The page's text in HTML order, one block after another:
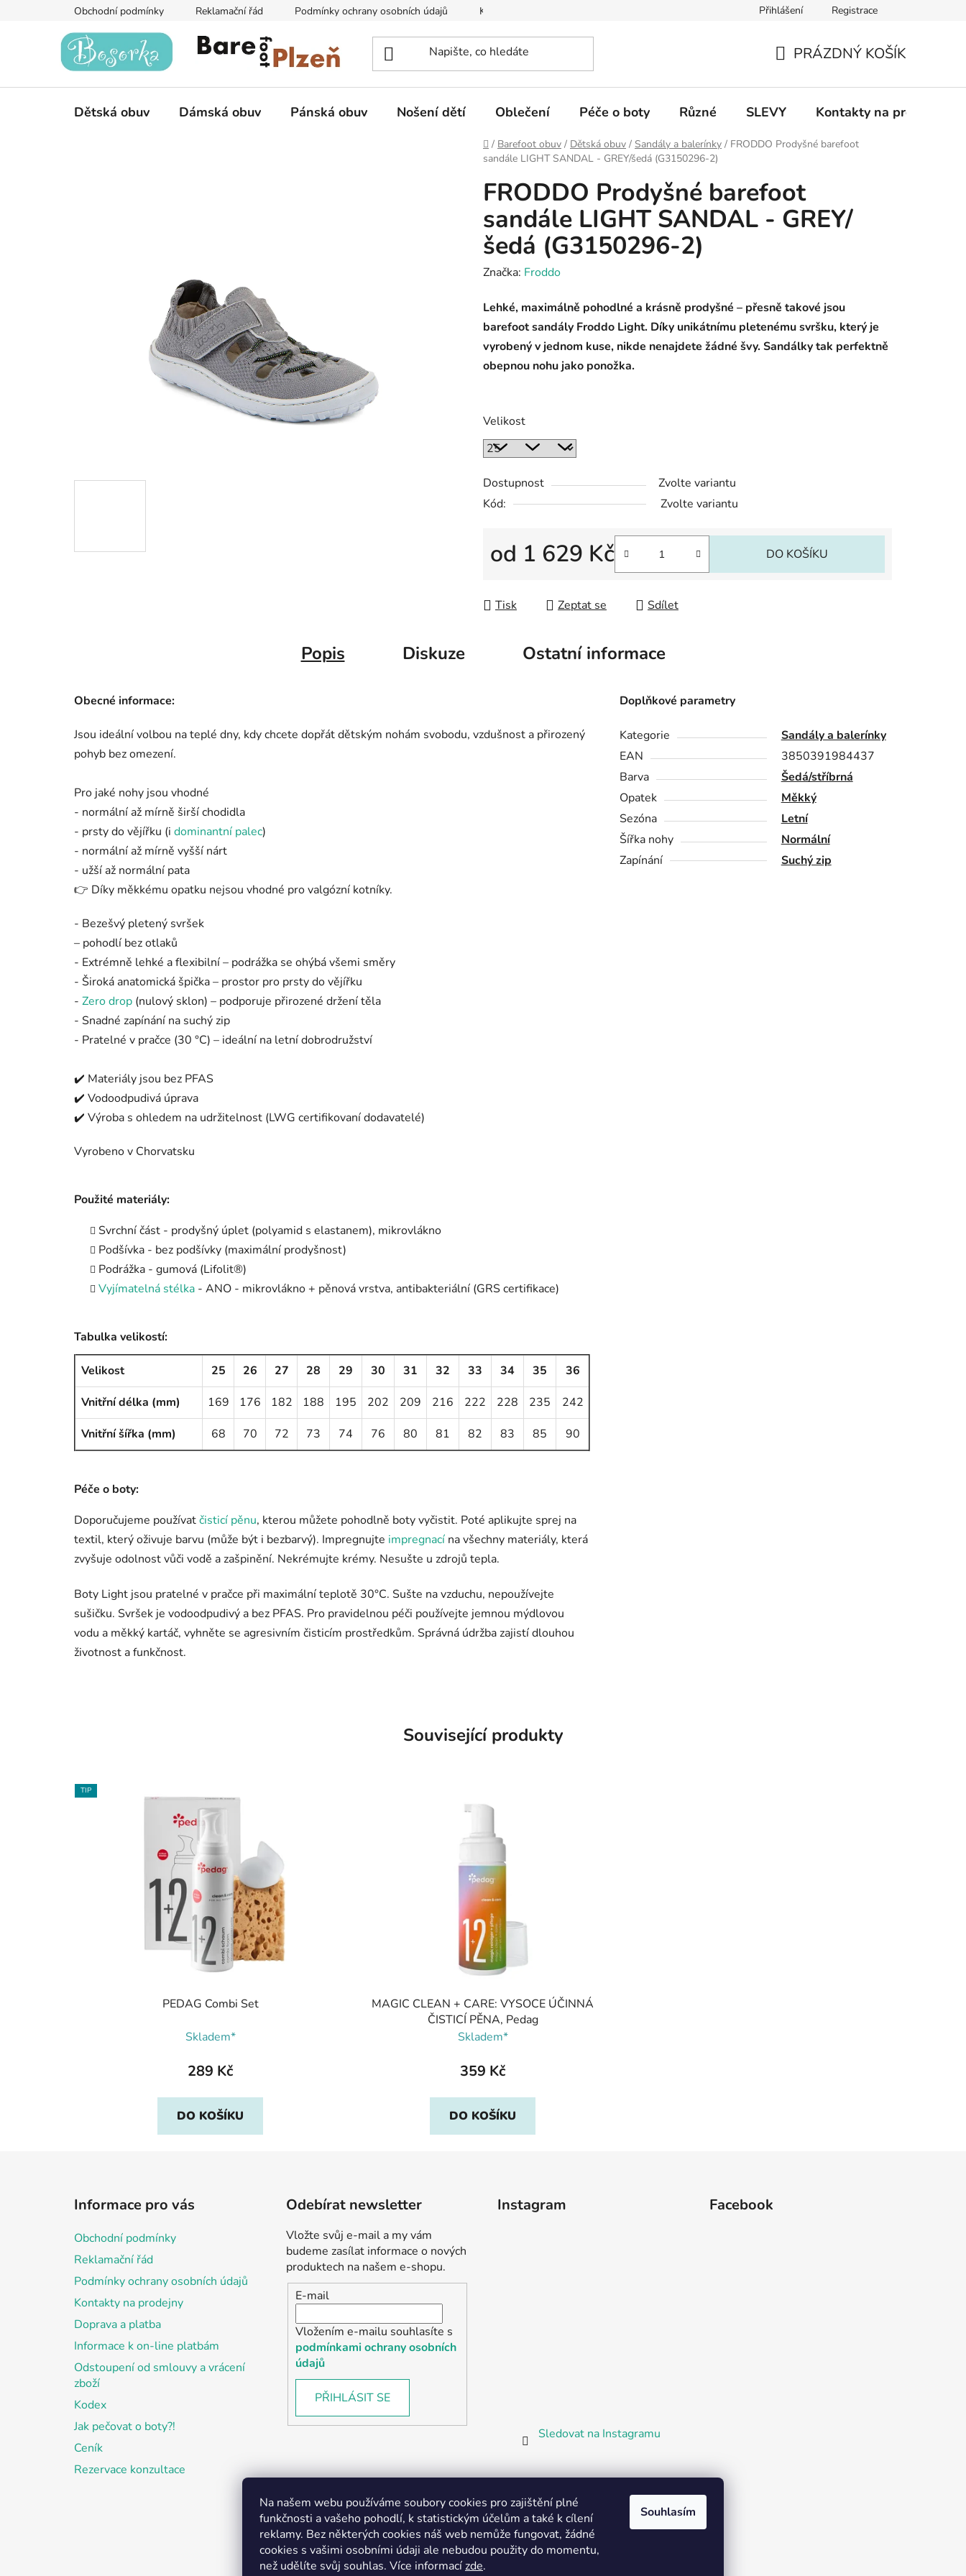
Na našem webu používáme soubory cookies pro zajištění plné
funkčnosti a vašeho pohodlí, k statistickým účelům a také k cílení
reklamy. Bez některých cookies náš web nemůže fungovat, žádné
cookies s vašimi osobními údaji ale nebudou použity do momentu,
než udělíte svůj souhlas. Více informacízde.
Souhlasím
Obchodní podmínky Reklamační řád Podmínky ochrany osobních údajů Kontakty na prodejny Informace k on-line platbám Odstoupení od
Přihlášení Registrace
KOŠÍK
PRÁZDNÝ KOŠÍK
Dětská obuv Dámská obuv Pánská obuv Nošení dětí Oblečení Péče o boty Různé SLEVY Kontakty na prodejny
Domů
/ Barefoot obuv / Dětská obuv / Sandály a balerínky / FRODDO Prodyšné barefoot
sandále LIGHT SANDAL - GREY/šedá (G3150296-2)
FRODDO Prodyšné barefoot
sandále LIGHT SANDAL - GREY/
šedá (G3150296-2)
Značka: Froddo
Lehké, maximálně pohodlné a krásně prodyšné – přesně takové jsou
barefoot sandály Froddo Light. Díky unikátnímu pletenému svršku, který je
vyrobený v jednom kuse, nikde nenajdete žádné švy. Sandálky tak perfektně
obepnou nohu jako ponožka.
Velikost
Dostupnost
Zvolte variantu
Kód:
Zvolte variantu
od 1 629 Kč DO KOŠÍKU
Tisk Zeptat se Sdílet
Popis Diskuze Ostatní informace
Obecné informace:
Jsou ideální volbou na teplé dny, kdy chcete dopřát dětským nohám svobodu, vzdušnost a přirozený
pohyb bez omezení.
Pro jaké nohy jsou vhodné
- normální až mírně širší chodidla
- prsty do vějířku (i dominantní palec)
- normální až mírně vyšší nárt
- užší až normální pata
👉 Díky měkkému opatku nejsou vhodné pro valgózní kotníky.
- Bezešvý pletený svršek
– pohodlí bez otlaků
- Extrémně lehké a flexibilní – podrážka se ohýbá všemi směry
- Široká anatomická špička – prostor pro prsty do vějířku
- Zero drop (nulový sklon) – podporuje přirozené držení těla
- Snadné zapínání na suchý zip
- Pratelné v pračce (30 °C) – ideální na letní dobrodružství
✔️ Materiály jsou bez PFAS
✔️ Vodoodpudivá úprava
✔️ Výroba s ohledem na udržitelnost (LWG certifikovaní dodavatelé)
Vyrobeno v Chorvatsku
Použité materiály:
Svrchní část - prodyšný úplet (polyamid s elastanem), mikrovlákno
Podšívka - bez podšívky (maximální prodyšnost)
Podrážka - gumová (Lifolit®)
Vyjímatelná stélka - ANO - mikrovlákno + pěnová vrstva, antibakteriální (GRS certifikace)
Tabulka velikostí:
Velikost 25 26 27 28 29 30 31 32 33 34 35
36
Vnitřní délka (mm)
169 176 182 188 195 202 209 216 222 228 235
242
Vnitřní šířka (mm)
68 70 72 73 74 76 80 81 82 83 85 90
Péče o boty:
Doporučujeme používatčisticí pěnu, kterou můžete pohodlně boty vyčistit. Poté aplikujte sprej na
textil, který oživuje barvu (může být i bezbarvý). Impregnujte impregnací na všechny materiály, která
zvyšuje odolnost vůči vodě a zašpinění. Nekrémujte krémy. Nesušte u zdrojů tepla.
Boty Light jsou pratelné v pračce při maximální teplotě 30°C. Sušte na vzduchu, nepoužívejte
sušičku. Svršek je vodoodpudivý a bez PFAS. Pro pravidelnou péči používejte jemnou mýdlovou
vodu a měkký kartáč, vyhněte se agresivním čisticím prostředkům. Správná údržba zajistí dlouhou
životnost a funkčnost.
Doplňkové parametry
Kategorie
Sandály a balerínky
EAN
3850391984437
Barva
Šedá/stříbrná
Opatek
Měkký
Sezóna
Letní
Šířka nohy
Normální
Zapínání
Suchý zip
Související produkty
TIP
PEDAG Combi Set
Skladem*
289 Kč
DO KOŠÍKU
MAGIC CLEAN + CARE: VYSOCE ÚČINNÁ
ČISTICÍ PĚNA, Pedag
Skladem*
359 Kč
DO KOŠÍKU
Informace pro vás
Obchodní podmínky
Reklamační řád
Podmínky ochrany osobních údajů
Kontakty na prodejny
Doprava a platba
Informace k on-line platbám
Odstoupení od smlouvy a vrácení
zboží
Kodex
Jak pečovat o boty?!
Ceník
Rezervace konzultace
Odebírat newsletter
Vložte svůj e-mail a my vám
budeme zasílat informace o nových
produktech na našem e-shopu.
E-mail
Vložením e-mailu souhlasíte s
podmínkami ochrany osobních
údajů
PŘIHLÁSIT SE
Instagram
Sledovat na Instagramu
Facebook
Partnerská prodejna Barefoot Plzeň